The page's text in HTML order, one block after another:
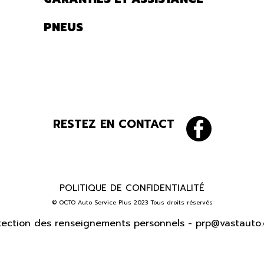
PNEUS
RESTEZ EN CONTACT
POLITIQUE DE CONFIDENTIALITÉ
© OCTO Auto Service Plus 2023 Tous droits réservés
des renseignements personnels -